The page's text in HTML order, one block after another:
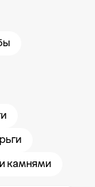
камнями